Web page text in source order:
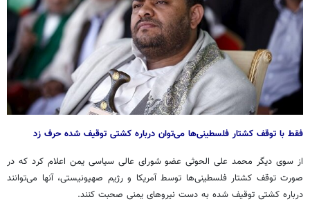
فقط با توقف کشتار فلسطینی‌ها می‌توان درباره کشتی توقیف شده حرف زد
از سوی دیگر محمد علی الحوثی عضو شورای عالی سیاسی یمن اعلام کرد که در
صورت توقف کشتار فلسطینی‌ها توسط آمریکا و رژیم صهیونیستی، آنها می‌توانند
درباره کشتی توقیف شده به دست نیروهای یمنی صحبت کنند.